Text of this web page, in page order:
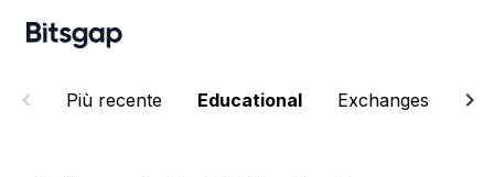
Più recente Educational Exchanges